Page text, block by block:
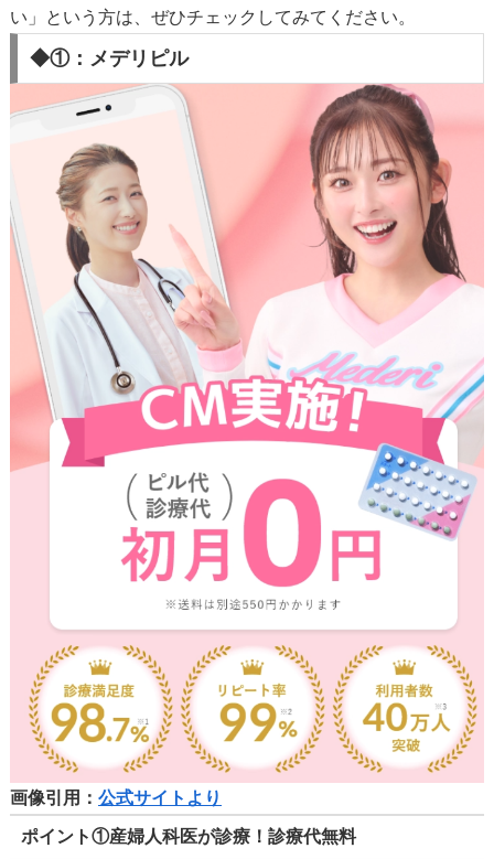
い」という方は、ぜひチェックしてみてください。
◆①：メデリピル
画像引用： 公式サイトより
ポイント①産婦人科医が診療！診療代無料